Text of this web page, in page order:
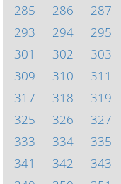
285
286 287
293
294 295
301
302 303
309
310 311
317
318 319
325
326 327
333
334 335
341
342 343